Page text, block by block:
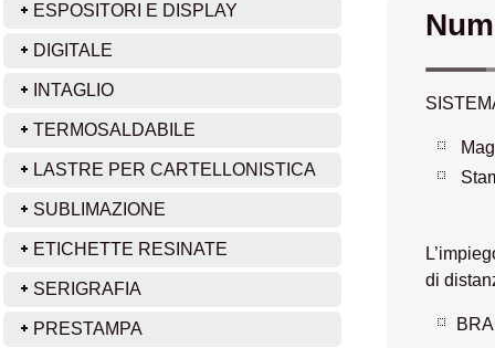
ESPOSITORI E DISPLAY
DIGITALE
INTAGLIO
TERMOSALDABILE
LASTRE PER CARTELLONISTICA
SUBLIMAZIONE
ETICHETTE RESINATE
SERIGRAFIA
PRESTAMPA
di